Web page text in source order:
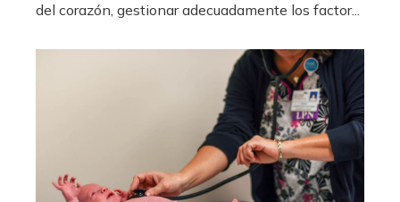
del corazón, gestionar adecuadamente los factor...